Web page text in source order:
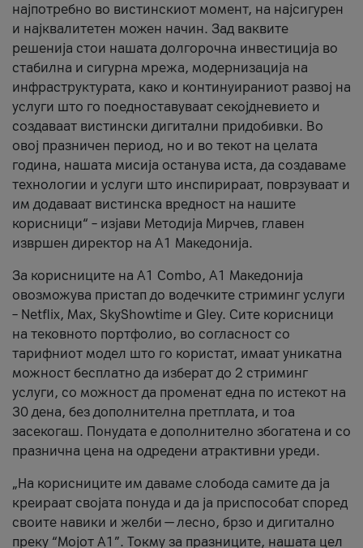
најпотребно во вистинскиот момент, на најсигурен
и најквалитетен можен начин. Зад ваквите
решенија стои нашата долгорочна инвестиција во
стабилна и сигурна мрежа, модернизација на
инфраструктурата, како и континуираниот развој на
услуги што го поедноставуваат секојдневието и
создаваат вистински дигитални придобивки. Во
овој празничен период, но и во текот на целата
година, нашата мисија останува иста, да создаваме
технологии и услуги што инспирираат, поврзуваат и
им додаваат вистинска вредност на нашите
корисници“ – изјави Методија Мирчев, главен
извршен директор на А1 Македонија.
За корисниците на A1 Combo, А1 Македонија
овозможува пристап до водечките стриминг услуги
– Netflix, Max, SkyShowtime и Gley. Сите корисници
на тековното портфолио, во согласност со
тарифниот модел што го користат, имаат уникатна
можност бесплатно да изберат до 2 стриминг
услуги, со можност да променат една по истекот на
30 дена, без дополнителна претплата, и тоа
засекогаш. Понудата е дополнително збогатена и со
празнична цена на одредени атрактивни уреди.
„На корисниците им даваме слобода самите да ја
креираат својата понуда и да ја приспособат според
своите навики и желби — лесно, брзо и дигитално
преку “Мојот А1”. Токму за празниците, нашата цел